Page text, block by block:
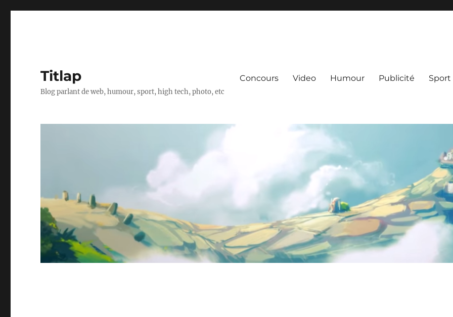
Titlap
Blog parlant de web, humour, sport, high tech, photo, etc
Concours Video Humour Publicité Sport